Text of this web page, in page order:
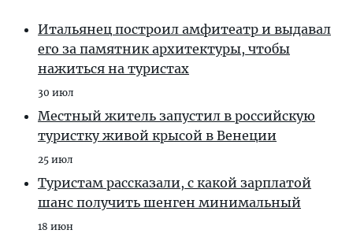
Итальянец построил амфитеатр и выдавал
его за памятник архитектуры, чтобы
нажиться на туристах
30 июл
Местный житель запустил в российскую
туристку живой крысой в Венеции
25 июл
Туристам рассказали, с какой зарплатой
шанс получить шенген минимальный
18 июн